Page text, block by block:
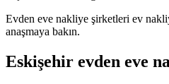
Evden eve nakliye şirketleri ev
anaşmaya bakın.
Eskişehir evden eve